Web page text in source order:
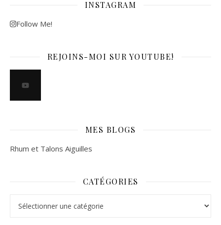
INSTAGRAM
Follow Me!
REJOINS-MOI SUR YOUTUBE!
MES BLOGS
Rhum et Talons Aiguilles
CATÉGORIES